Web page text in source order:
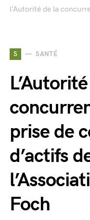
l’Autorité de la
S SANTÉ
prise de
d’actifs
Foch